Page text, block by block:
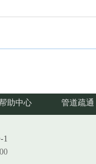
助中心 管道疏通
1